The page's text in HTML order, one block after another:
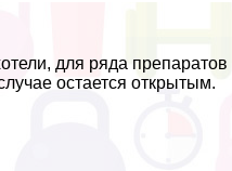
для ряда
остается открытым.